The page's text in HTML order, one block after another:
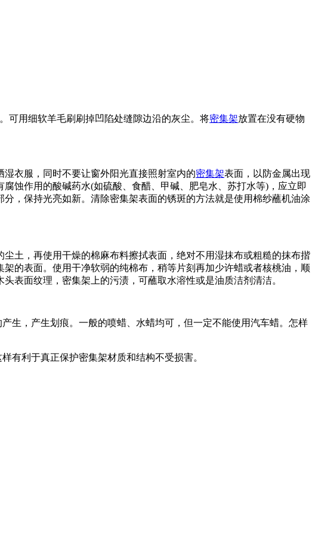
可用细软羊毛刷刷掉凹陷处缝隙边沿的灰尘。将密集架放置在没有硬物
湿衣服，同时不要让窗外阳光直接照射室内的密集架表面，以防金属出现
蚀作用的酸碱药水(如硫酸、食醋、甲碱、肥皂水、苏打水等)，应立即
，保持光亮如新。清除密集架表面的锈斑的方法就是使用棉纱蘸机油涂
土，再使用干燥的棉麻布料擦拭表面，绝对不用湿抹布或粗糙的抹布揩
的表面。使用干净软弱的纯棉布，稍等片刻再加少许蜡或者核桃油，顺
表面纹理，密集架上的污渍，可蘸取水溶性或是油质洁剂清洁。
生，产生划痕。一般的喷蜡、水蜡均可，但一定不能使用汽车蜡。怎样
有利于真正保护密集架材质和结构不受损害。